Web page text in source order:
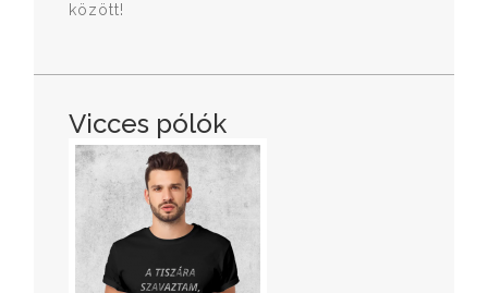
között!
Vicces pólók